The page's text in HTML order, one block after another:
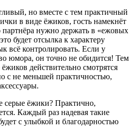
но вместе с тем практичный
в виде ёжиков, гость намекнёт
партнёра нужно держать в «ежовых
будет отсылка к характеру
всё контролировать. Если у
юмора, он точно не обидится! Тем
действительно смотрятся
с не меньшей практичностью,
серые ёжики? Практично,
Каждый раз надевая такие
с улыбкой и благодарностью